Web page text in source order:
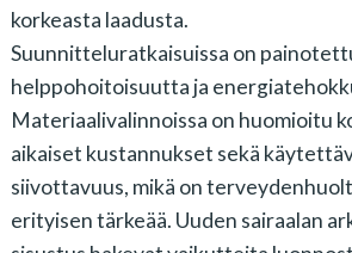
korkeasta laadusta.
Suunnitteluratkaisuissa on
helppohoitoisuutta ja
Materiaalivalinnoissa on huomioitu
aikaiset kustannukset sekä
siivottavuus, mikä on
erityisen tärkeää. Uuden sairaalan